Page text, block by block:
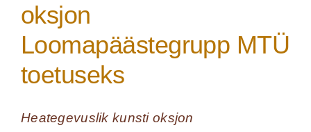
oksjon
Loomapäästegrupp MTÜ
toetuseks
Heategevuslik kunsti oksjon